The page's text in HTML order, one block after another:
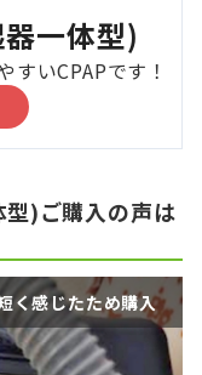
一体型)
いCPAPです！
)ご購入の声は
く感じたため購入